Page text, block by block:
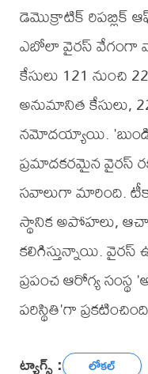
డెమొక్రాటిక్ రిపబ్లిక్
ఎబోలా వైరస్ వేగంగా
కేసులు 121
అనుమానిత కేసులు,
నమోదయ్యాయి.
ప్రమాదకరమైన వైరస్
సవాలుగా మారింది.
స్థానిక అపోహలు,
కలిగిస్తున్నాయి.
ప్రపంచ ఆరోగ్య
పరిస్థితి'గా
ట్యాగ్స్ : లోకల్